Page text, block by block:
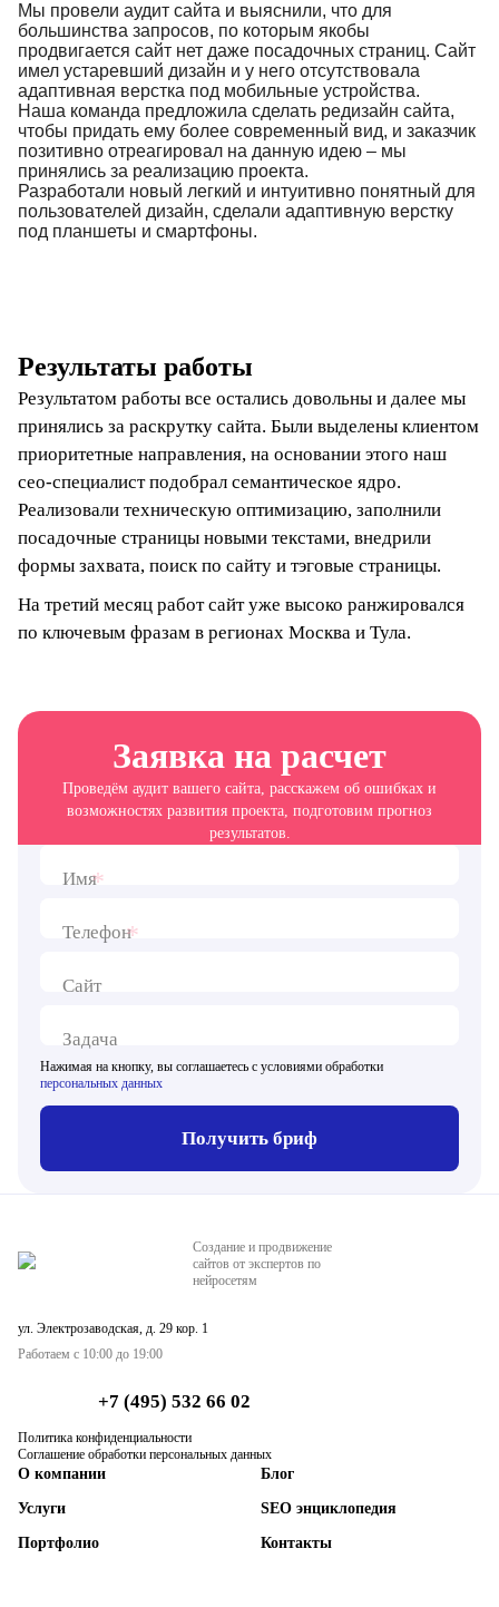
Мы провели аудит сайта и выяснили, что для
большинства запросов, по которым якобы
продвигается сайт нет даже посадочных страниц. Сайт
имел устаревший дизайн и у него отсутствовала
адаптивная верстка под мобильные устройства.
Наша команда предложила сделать редизайн сайта,
чтобы придать ему более современный вид, и заказчик
позитивно отреагировал на данную идею – мы
принялись за реализацию проекта.
Разработали новый легкий и интуитивно понятный для
пользователей дизайн, сделали адаптивную верстку
под планшеты и смартфоны.
Результаты работы
Результатом работы все остались довольны и далее мы
принялись за раскрутку сайта. Были выделены клиентом
приоритетные направления, на основании этого наш
сео-специалист подобрал семантическое ядро.
Реализовали техническую оптимизацию, заполнили
посадочные страницы новыми текстами, внедрили
формы захвата, поиск по сайту и тэговые страницы.
На третий месяц работ сайт уже высоко ранжировался
по ключевым фразам в регионах Москва и Тула.
Заявка на расчет
Проведём аудит вашего сайта, расскажем об ошибках и
возможностях развития проекта, подготовим прогноз
результатов.
Имя*
Телефон*
Сайт
Задача
Нажимая на кнопку, вы соглашаетесь с условиями обработки
персональных данных
Получить бриф
Создание и продвижение
сайтов от экспертов по
нейросетям
ул. Электрозаводская, д. 29 кор. 1
Работаем с 10:00 до 19:00
+7 (495) 532 66 02
Политика конфиденциальности
Соглашение обработки персональных данных
О компании
Услуги
Портфолио
Блог
SEO энциклопедия
Контакты